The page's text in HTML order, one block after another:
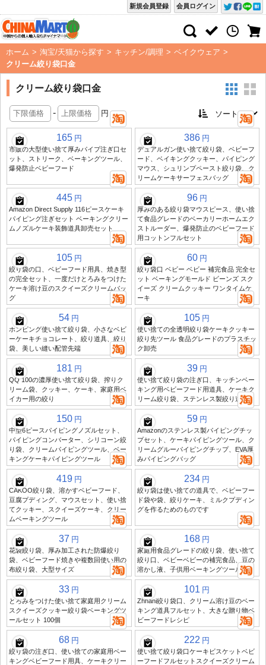
会員ログイン
新規会員登録
ホーム > 淘宝/天猫から探す > キッチン/調理 > ベイクウェア >
クリーム絞り袋口金
クリーム絞り袋口金
- 円
165 円
市販の大型使い捨て厚みパイプ注ぎ口セ
ット、ストリーク、ベーキングツール、
爆発防止ベビーフード
386 円
デュアルガン使い捨て絞り袋、ベビーフ
ード、ベイキングクッキー、パイピング
マウス、シュリンプペースト絞り袋、ク
リームケーキサーフェスバッグ
445 円
Amazon Direct Supply 116ピースケーキ
パイピング注ぎセット ベーキングクリー
ムノズルケーキ装飾道具卸売セット
96 円
厚みのある絞り袋マウスピース、使い捨
て食品グレードのベーカリーホームエク
ストルーダー、爆発防止のベビーフード
用コットンフルセット
105 円
絞り袋の口、ベビーフード用具、焼き型
の完全セット、一度だけとろみをつけた
ケーキ溶け豆のスクイーズクリームバッ
グ
60 円
絞り袋口 ベビー ベビー 補完食品 完全セ
ット ベーキングモールド ビーンズ スク
イーズ クリームクッキー ワンタイムケ
ーキ
54 円
ホンピング使い捨て絞り袋、小さなベビ
ーケーキチョコレート、絞り道具、絞り
袋、美しい縫い配管先端
105 円
使い捨ての全透明絞り袋ケーキクッキー
絞り先ツール 食品グレードのプラスチッ
ク卸売
181 円
QQ 100の濃厚使い捨て絞り袋、搾りク
リーム袋、クッキー、ケーキ、家庭用ベ
イカー用の絞り
39 円
使い捨て絞り袋の注ぎ口、キッチンベー
キング用ベビーフード用道具、ケーキク
リーム絞り袋、ステンレス製絞り道具
150 円
中型6ピースパイピングノズルセット、
パイピングコンバーター、シリコーン絞
り袋、クリームパイピングツール、ベー
キングケーキパイピングツール
59 円
Amazonのステンレス製パイピングチッ
プセット、ケーキパイピングツール、ク
リームグルーパイピングチップ、EVA厚
みパイピングバッグ
419 円
CAKOO絞り袋、溶かすベビーフード、
豆腐プディング、マウスセット、使い捨
てクッキー、スクイーズケーキ、クリー
ムベーキングツール
234 円
絞り袋は使い捨ての道具で、ベビーフー
ド袋や袋、絞りケーキ、ミルクプディン
グを作るためのものです
37 円
花袋絞り袋、厚み加工された防爆絞り
袋、ベビーフード焼きや複数回使い用の
布絞り袋、大型サイズ
168 円
家庭用食品グレードの絞り袋、使い捨て
絞り口、ベビーベビーの補完食品、豆の
溶かし液、子供用ベーキングツール
33 円
とろみをつけた使い捨て家庭用クリーム
スクイーズクッキー絞り袋ベーキングツ
ールセット 100個
101 円
Zhhani絞り袋口、クリーム溶け豆のベー
キング道具フルセット、大きな贈り物ベ
ビーフードレシピ
68 円
絞り袋の注ぎ口、使い捨ての家庭用ベー
キングベビーフード用具、ケーキクリー
222 円
使い捨て絞り袋口ケーキビスケットベビ
ーフードフルセットスクイーズクリーム